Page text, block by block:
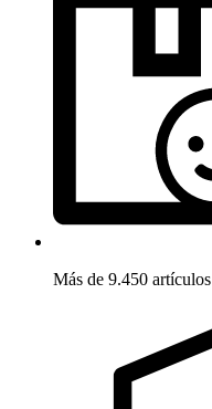
Más de 9.450 artículos